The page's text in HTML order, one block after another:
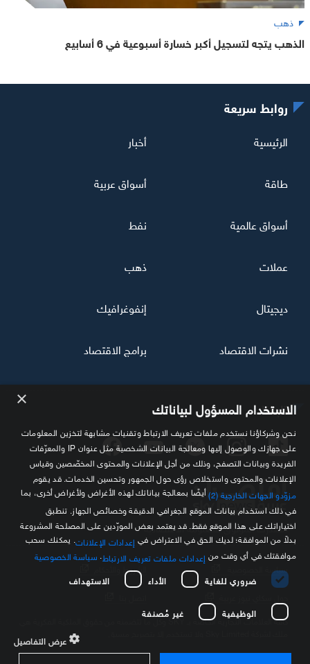
ذهب
الذهب يتجه لتسجيل أكبر خسارة أسبوعية في 6 أسابيع
تابعنا
مصدرك الموثوق للمعلومة الاقتصادية
روابط سريعة
الرئيسية أخبار
طاقة أسواق عربية
أسواق عالمية نفط
عملات ذهب
ديجيتال إنفوغرافيك
نشرات الاقتصاد برامج الاقتصاد
سياسة الخصوصية الشروط والأحكام
كافة العلامات التجارية الخاصة بـ SKY وكل ما تتضمنه من حقوق الملكية الفكرية هي
× الاستخدام المسؤول لبياناتك
نحن وشركاؤنا نستخدم ملفات تعريف الارتباط وتقنيات مشابهة لتخزين المعلومات
على جهازك والوصول إليها ومعالجة البيانات الشخصية مثل عنوان IP والمعرّفات
الفريدة وبيانات التصفح، وذلك من أجل الإعلانات والمحتوى المخصّصين وقياس
الإعلانات والمحتوى واستخلاص رؤى حول الجمهور وتحسين الخدمات. قد يقوم
مزوّدو الجهات الخارجية (2)
أيضًا بمعالجة بياناتك لهذه الأغراض ولأغراض أخرى، بما
في ذلك استخدام بيانات الموقع الجغرافي الدقيقة وخصائص الجهاز. تنطبق
اختياراتك على هذا الموقع فقط. قد يعتمد بعض المورّدين على المصلحة المشروعة
بدلاً من الموافقة؛ لديك الحق في الاعتراض في إعدادات الإعلانات . يمكنك سحب
موافقتك في أي وقت من إعدادات ملفات تعريف الارتباط سياسة الخصوصية
ضروري للغاية
الأداء الاستهداف
الوظيفية غير مُصنفة
عرض التفاصيل